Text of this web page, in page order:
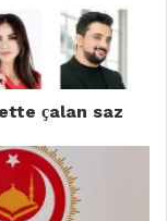
ҫalan saz